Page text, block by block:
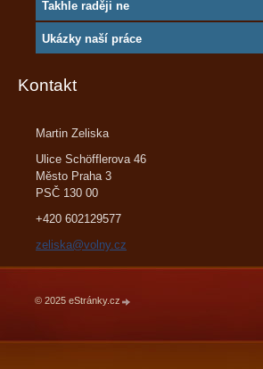
Takhle raději ne
Ukázky naší práce
Kontakt
Martin Zeliska
Ulice Schöfflerova 46
Město Praha 3
PSČ 130 00
+420 602129577
zeliska@volny.cz
© 2025 eStránky.cz